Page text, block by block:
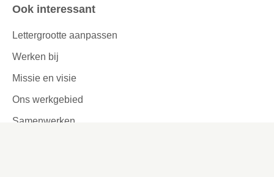
Ook interessant
Lettergrootte aanpassen
Werken bij
Missie en visie
Ons werkgebied
Samenwerken